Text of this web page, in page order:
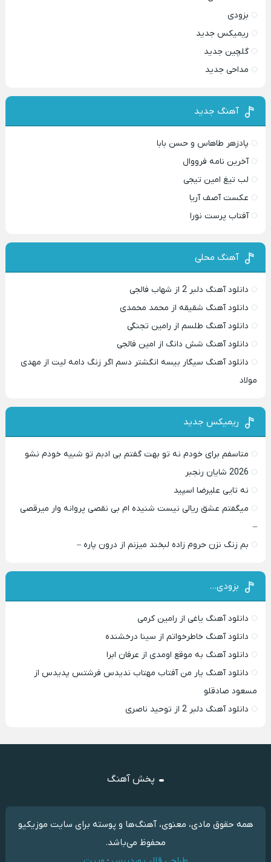
بزودی
ریمیکس جدید
گلچین جدید
مداحی جدید
آهنگ جدید
پادزهر طاهاس و حسن بابا
آخرین نامه فرووال
لب تیغ امین تیجی
عکست آصف آریا
آفتاب پرست نورا
آهنگ محلی
دانلود آهنگ دلبر 2 از شهاب فالجی
دانلود آهنگ شقیقه از محمد محمدی
دانلود آهنگ طلسم از رامین تجنگی
دانلود آهنگ شش دانگ از امین فالجی
دانلود آهنگ سیگار بیسه انگشتر دسم اگر زنگ دامه لیت از مهدی
مولاد
ریمیکس جدید
متاسفم برای خودم نه تو بهت گفتم بی ادبم تو شبیه خودم نشو ‌ ‌
2026 شایان رنجبر
نه تایی علیرضا اسپید
میگفتم عشق ریالی نیست شنیده ام بی نقصی پروانه وار میرقصی
–
بم زنگ نزن حروم زاده لبخند میزنم از درون پاره –
بزودی…
دانلود آهنگ یاغی از رامین کرمی
دانلود آهنگ خاطرخواتم از سینا درخشنده
دانلود آهنگ به موقع اومدی از عرفان ابرا
دانلود آهنگ یار من آفتاب مهتاب ندیدس فرشتس پدیدس از
مسعود صادقلو
دانلود آهنگ دلبر 2 از توحید ناصری
پخش آهنگ
همه حقوق مادی، معنوی، آهنگ‌ها و پوسته برای سایت موزیکیو
محفوظ می‌باشد.